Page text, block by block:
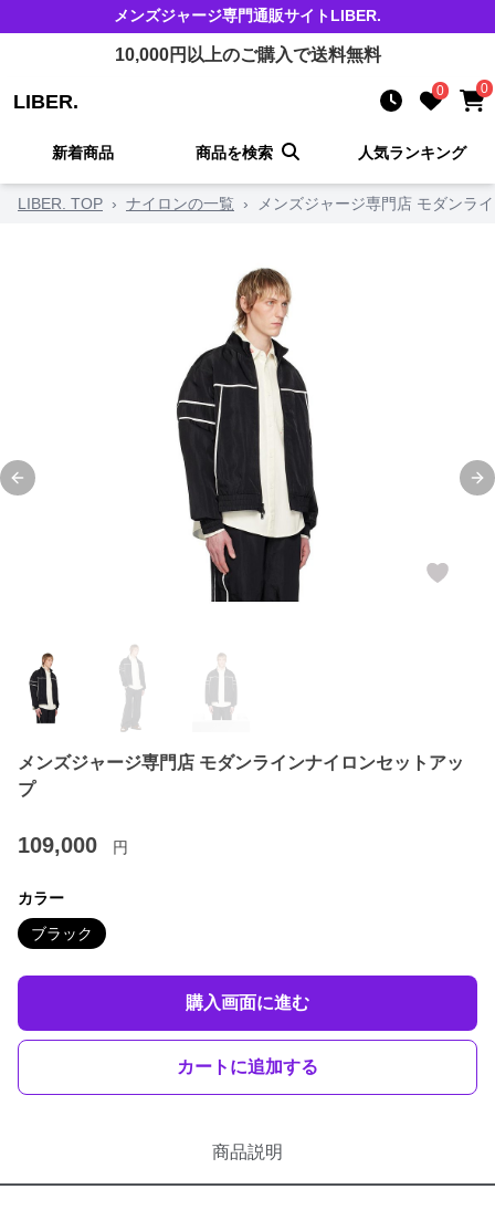
メンズジャージ専門通販サイトLIBER.
10,000円以上のご購入で送料無料
LIBER. 0 0
新着商品 商品を検索 人気ランキング
LIBER. TOP › ナイロンの一覧 › メンズジャージ専門店 モダンラ
Previous slide
メンズジャージ専門店 モダンラインナイロンセットアッ
プ
109,000 円
カラー
ブラック
購入画面に進む
カートに追加する
商品説明